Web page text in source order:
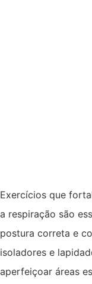
Exercícios que
a respiração são
postura correta e
isoladores e
aperfeiçoar áreas